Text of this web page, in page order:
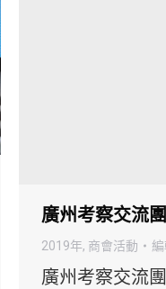
廣州考察交流團
2019年, 商會活動
廣州考察交流